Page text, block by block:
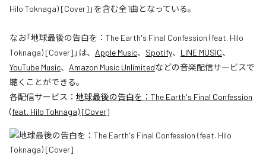
Hilo Toknaga) [Cover]」を含む全1曲となっている。
なお「地球最後の告白を：The Earth's Final Confession (feat. Hilo
Toknaga) [Cover] 」は、 Apple Music、 Spotify、 LINE MUSIC、
YouTube Music、 Amazon Music Unlimitedなどの音楽配信サービスで
聴くことができる。
各配信サービス： 地球最後の告白を：The Earth's Final Confession
(feat. Hilo Toknaga) [Cover]